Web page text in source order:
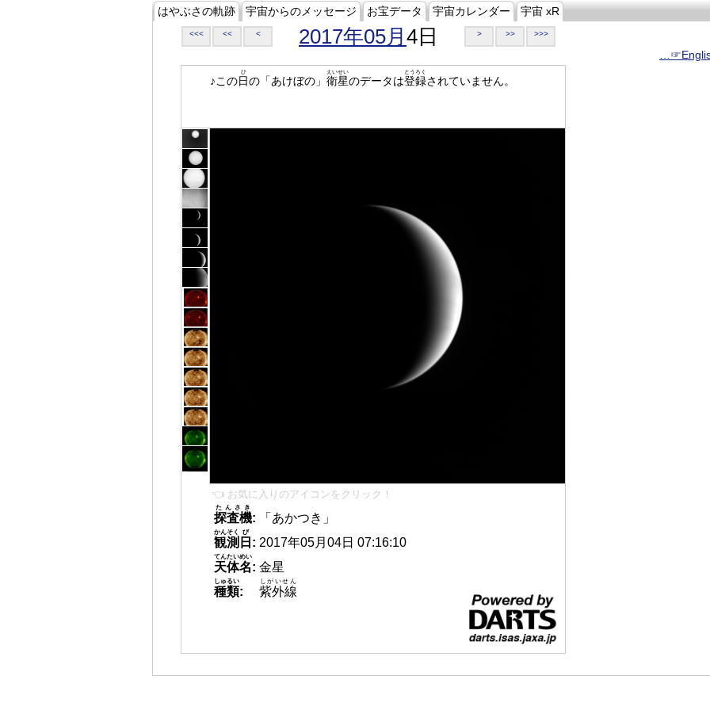
はやぶさの軌跡 宇宙からのメッセージ お宝データ 宇宙カレンダー 宇宙 xR
<<< << < 2017年05月 4日 > >> >>>
♪この日
ひ
の「あけぼの」 衛星
えいせい
のデータは登録
とうろく
されていません。
👈 お気に入りのアイコンをクリック！
探査機
たんさき
:
「あかつき」
観測
かんそく
日
び
: 2017年05月04日 07:16:10
天体名
てんたいめい
: 金星
種類
しゅるい
: 紫外線
しがいせん